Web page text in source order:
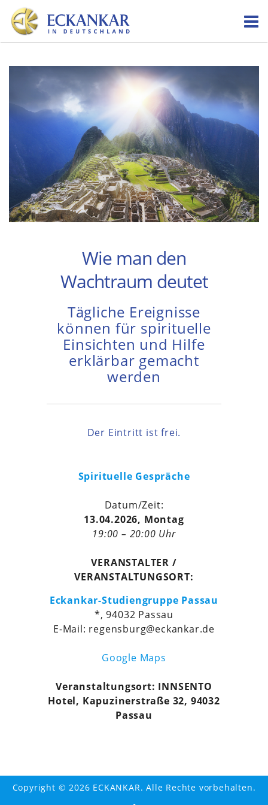
Skip
content
Wie man den
Wachtraum deutet
Tägliche Ereignisse
können für spirituelle
Einsichten und Hilfe
erklärbar gemacht
werden
Der Eintritt ist frei.
Spirituelle Gespräche
Datum/Zeit:
13.04.2026, Montag
19:00 – 20:00 Uhr
VERANSTALTER /
VERANSTALTUNGSORT:
Eckankar-Studiengruppe Passau
*, 94032 Passau
E-Mail: regensburg@eckankar.de
Google Maps
Veranstaltungsort: INNSENTO
Hotel, Kapuzinerstraße 32, 94032
Passau
Copyright © 2026 ECKANKAR. Alle Rechte vorbehalten.